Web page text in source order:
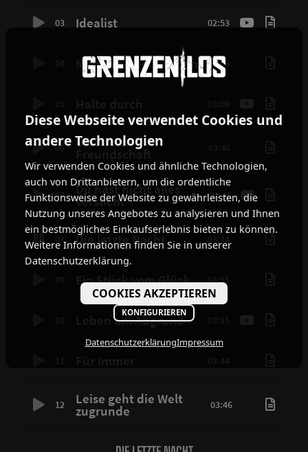
03 Idealist 02:53
Mehr als (d)ein Leben 03:08
06 Glaube an
Freundschaft
07 Du hast nicht alles
versucht 02:46
08 Die letzte Nacht
Ein Stück vom Glück 03:55
Leben am Abgrund
12 Leise geht die Welt
zugrunde 03:46
Diese Webseite verwendet Cookies und
andere Technologien
Wir verwenden Cookies und ähnliche Technologien,
auch von Drittanbietern, um die ordentliche
Funktionsweise der Website zu gewährleisten, die
Nutzung unseres Angebotes zu analysieren und Ihnen
ein bestmögliches Einkaufserlebnis bieten zu können.
Weitere Informationen finden Sie in unserer
Datenschutzerklärung.
COOKIES AKZEPTIEREN
KONFIGURIEREN
DatenschutzerklärungImpressum